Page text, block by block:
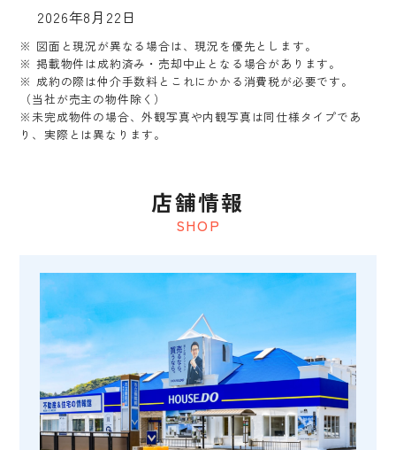
2026年8月22日
※ 図面と現況が異なる場合は、現況を優先とします。
※ 掲載物件は成約済み・売却中止となる場合があります。
※ 成約の際は仲介手数料とこれにかかる消費税が必要です。
（当社が売主の物件除く）
※未完成物件の場合、外観写真や内観写真は同仕様タイプであ
り、実際とは異なります。
SHOP
店舗情報